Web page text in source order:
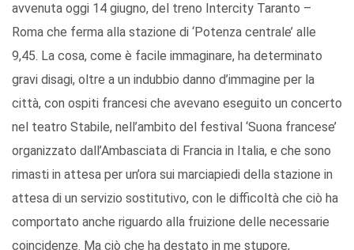
avvenuta oggi 14 giugno, del treno Intercity Taranto –
Roma che ferma alla stazione di ‘Potenza centrale’ alle
9,45. La cosa, come è facile immaginare, ha determinato
gravi disagi, oltre a un indubbio danno d’immagine per la
città, con ospiti francesi che avevano eseguito un concerto
nel teatro Stabile, nell’ambito del festival ‘Suona francese’
organizzato dall’Ambasciata di Francia in Italia, e che sono
rimasti in attesa per un’ora sui marciapiedi della stazione in
attesa di un servizio sostitutivo, con le difficoltà che ciò ha
comportato anche riguardo alla fruizione delle necessarie
coincidenze. Ma ciò che ha destato in me stupore,